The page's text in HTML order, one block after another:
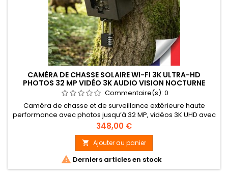
CAMÉRA DE CHASSE SOLAIRE WI-FI 3K ULTRA-HD
PHOTOS 32 MP VIDÉO 3K AUDIO VISION NOCTURNE
INVISIBLE IP68 BOX ANTIVANDAL
Commentaire(s): 0
Caméra de chasse et de surveillance extérieure haute
performance avec photos jusqu’à 32 MP, vidéos 3K UHD avec
audio, vision nocturne infrarouge invisible 950 nm (portée 20
m) et connexion Wi-Fi &amp; Bluetooth. Enregistrement sur
carte mémoire SD / SDHC jusqu’à 256 Go, déclenchement
ultra-rapide 0,6 s, autonomie longue durée et boîtier
étanche IP68,...
Prix
348,00 €
 Ajouter au panier
 Derniers articles en stock